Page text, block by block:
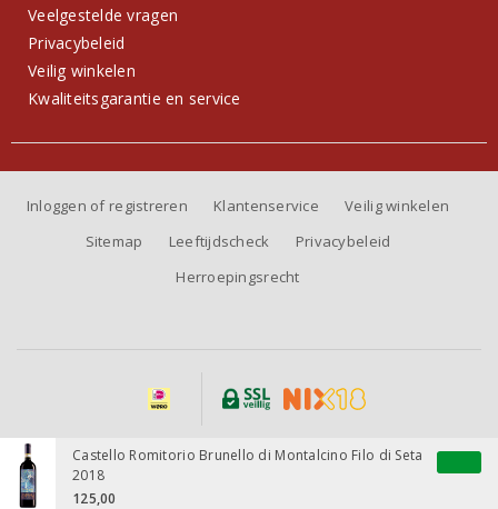
Castello Romitorio Brunello di Montalcino Filo di Seta
2018
125,00
Veelgestelde vragen
Privacybeleid
Veilig winkelen
Kwaliteitsgarantie en service
Inloggen of registreren Klantenservice
Veilig winkelen
Sitemap
Leeftijdscheck
Privacybeleid
Herroepingsrecht
Alle prijzen zijn inclusief BTW, exclusief eventuele verzendkosten.